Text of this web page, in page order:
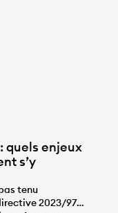
quels enjeux
s’y
tenu
2023/970